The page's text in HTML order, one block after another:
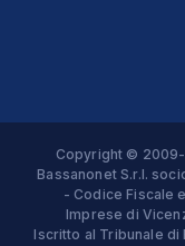
Copyright ©
Bassanonet S.r.l.
- Codice Fiscale
Imprese di
Iscritto al Tribunale di